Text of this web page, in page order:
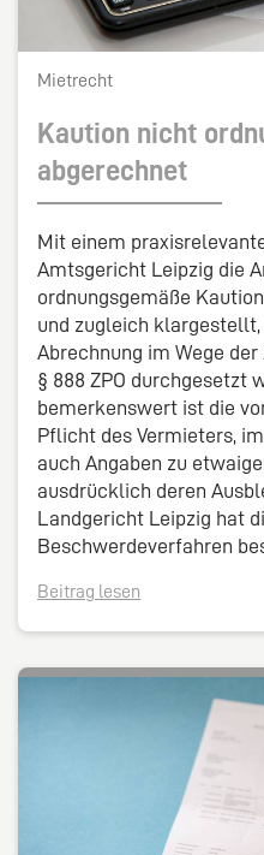
Mietrecht
Kaution nicht
abgerechnet
Mit einem
Amtsgericht Leipzig die
ordnungsgemäße
und zugleich
Abrechnung im Wege
§ 888 ZPO durchgesetzt
bemerkenswert ist die
Pflicht des Vermieters,
auch Angaben zu
ausdrücklich deren
Landgericht Leipzig hat
Beschwerdeverfahren
Beitrag lesen